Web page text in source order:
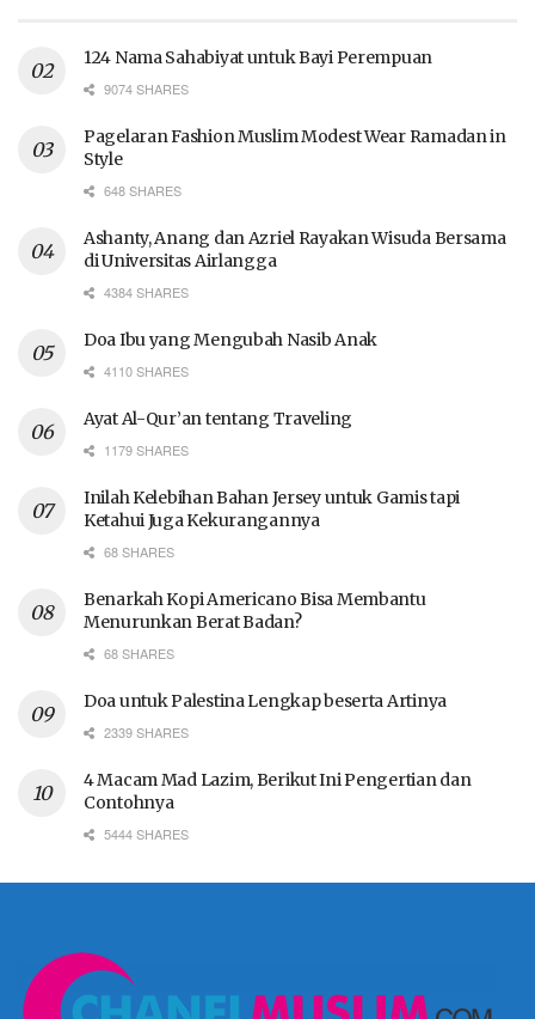
124 Nama Sahabiyat untuk Bayi Perempuan
9074 SHARES
Pagelaran Fashion Muslim Modest Wear Ramadan in
Style
648 SHARES
Ashanty, Anang dan Azriel Rayakan Wisuda Bersama
di Universitas Airlangga
4384 SHARES
Doa Ibu yang Mengubah Nasib Anak
4110 SHARES
Ayat Al-Qur’an tentang Traveling
1179 SHARES
Inilah Kelebihan Bahan Jersey untuk Gamis tapi
Ketahui Juga Kekurangannya
68 SHARES
Benarkah Kopi Americano Bisa Membantu
Menurunkan Berat Badan?
68 SHARES
Doa untuk Palestina Lengkap beserta Artinya
2339 SHARES
4 Macam Mad Lazim, Berikut Ini Pengertian dan
Contohnya
5444 SHARES